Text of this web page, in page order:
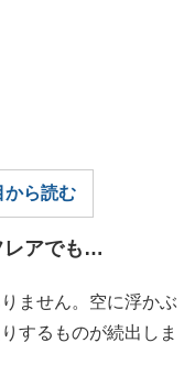
から読む
レアでも…
ません。空に浮かぶ
するものが続出しま